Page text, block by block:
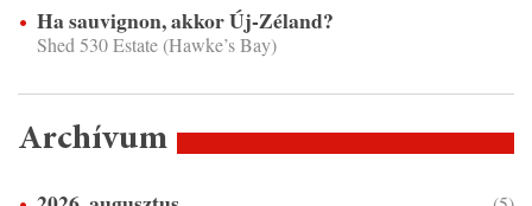
Ha sauvignon, akkor Új-Zéland?
Shed 530 Estate (Hawke’s Bay)
Archívum